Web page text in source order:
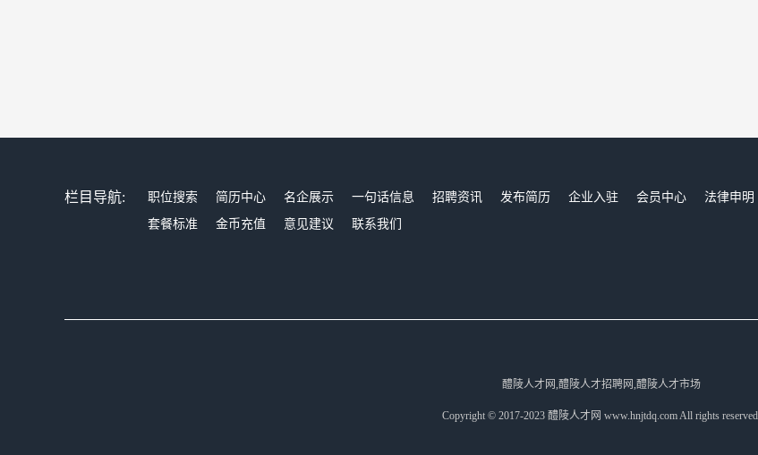
栏目导航: 职位搜索 简历中心 名企展示 一句话信息 招聘资讯 发布简历 企业入驻 会员中心
法律申明
套餐标准
金币充值 意见建议 联系我们
醴陵人才网,醴陵人才招聘网,醴陵人才市场
Copyright © 2017-2023 醴陵人才网 www.hnjtdq.com All rights